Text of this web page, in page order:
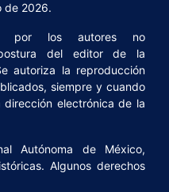
de 2026.
por los autores no
del editor de la
autoriza la reproducción
siempre y cuando
electrónica de la
Autónoma de México,
Algunos derechos